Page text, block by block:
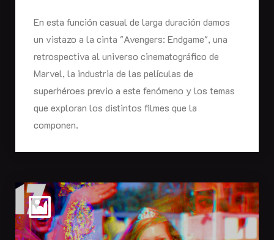
En esta función casual de larga duración damos
un vistazo a la cinta "Avengers: Endgame", una
retrospectiva al universo cinematográfico de
Marvel, la industria de las películas de
superhéroes previo a este fenómeno y los temas
que exploran los distintos filmes que la
componen.